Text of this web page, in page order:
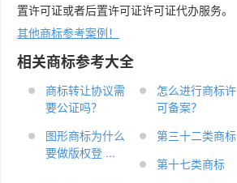
置许可证或者后置许可证许可证代办服务。
其他商标参考案例！
相关商标参考大全
商标转让协议需
要公证吗？
怎么进行商标许
可备案？
图形商标为什么
要做版权登 ...
第三十二类商标
第十七类商标